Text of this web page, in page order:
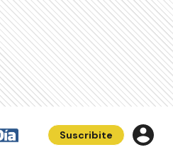
Suscribite